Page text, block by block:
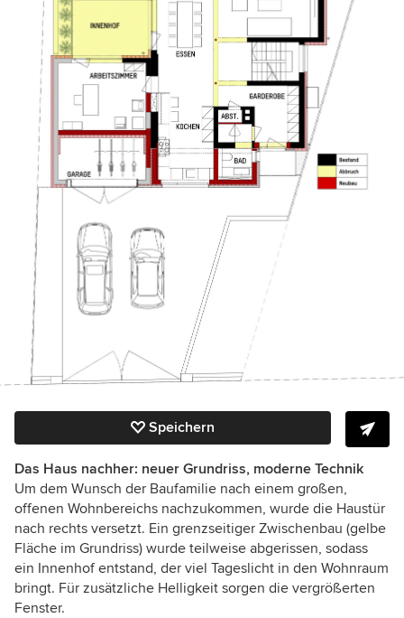
Speichern
Das Haus nachher: neuer Grundriss, moderne Technik
Um dem Wunsch der Baufamilie nach einem großen,
offenen Wohnbereichs nachzukommen, wurde die Haustür
nach rechts versetzt. Ein grenzseitiger Zwischenbau (gelbe
Fläche im Grundriss) wurde teilweise abgerissen, sodass
ein Innenhof entstand, der viel Tageslicht in den Wohnraum
bringt. Für zusätzliche Helligkeit sorgen die vergrößerten
Fenster.